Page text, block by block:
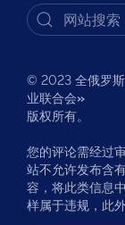
© 2023 全俄罗
业联合会»
版权所有。
您的评论需经过
站不允许发布含
容，将此类信息
样属于违规，此